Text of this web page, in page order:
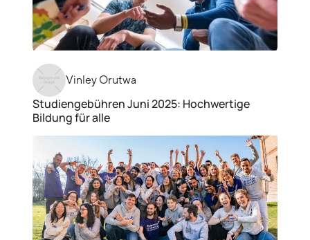
Vinley Orutwa
Studiengebühren Juni 2025: Hochwertige
Bildung für alle